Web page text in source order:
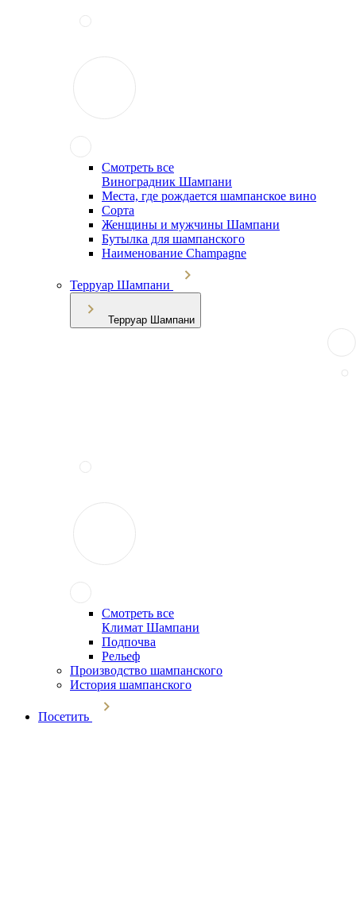
Смотреть все
Виноградник Шампани
Места, где рождается шампанское вино
Сорта
Женщины и мужчины Шампани
Бутылка для шампанского
Наименование Champagne
Терруар Шампани
Терруар Шампани
Смотреть все
Климат Шампани
Подпочва
Рельеф
Производство шампанского
История шампанского
Посетить